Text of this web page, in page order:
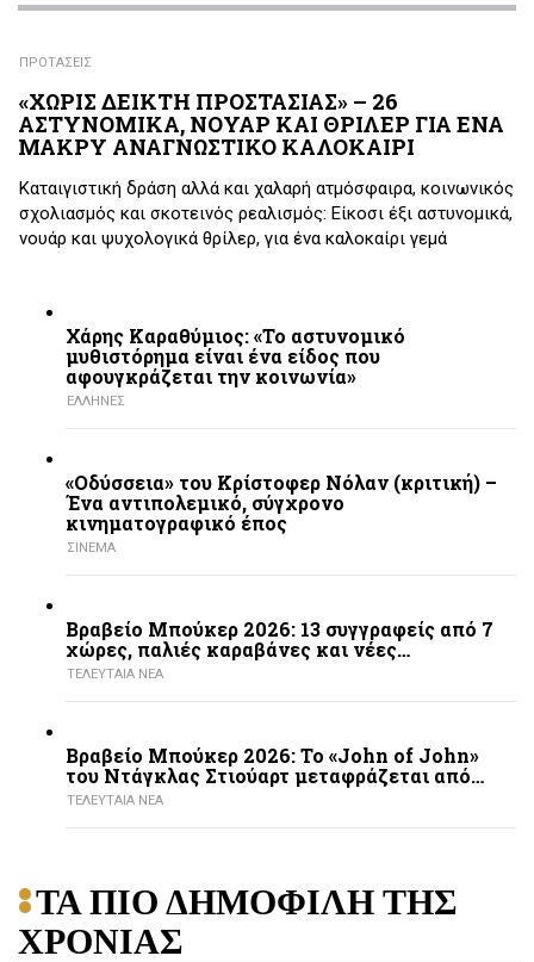
ΠΡΟΤΑΣΕΙΣ
«ΧΩΡΙΣ ΔΕΙΚΤΗ ΠΡΟΣΤΑΣΙΑΣ» – 26
ΑΣΤΥΝΟΜΙΚΑ, ΝΟΥΑΡ ΚΑΙ ΘΡΙΛΕΡ ΓΙΑ ΕΝΑ
ΜΑΚΡΥ ΑΝΑΓΝΩΣΤΙΚΟ ΚΑΛΟΚΑΙΡΙ
Καταιγιστική δράση αλλά και χαλαρή ατμόσφαιρα, κοινωνικός
σχολιασμός και σκοτεινός ρεαλισμός: Είκοσι έξι αστυνομικά,
νουάρ και ψυχολογικά θρίλερ, για ένα καλοκαίρι γεμά
Χάρης Καραθύμιος: «Το αστυνομικό
μυθιστόρημα είναι ένα είδος που
αφουγκράζεται την κοινωνία»
ΕΛΛΗΝΕΣ
«Οδύσσεια» του Κρίστοφερ Νόλαν (κριτική) –
Ένα αντιπολεμικό, σύγχρονο
κινηματογραφικό έπος
ΣΙΝΕΜΑ
Βραβείο Μπούκερ 2026: 13 συγγραφείς από 7
χώρες, παλιές καραβάνες και νέες…
ΤΕΛΕΥΤΑΙΑ ΝΕΑ
Βραβείο Μπούκερ 2026: Το «John of John»
του Ντάγκλας Στιούαρτ μεταφράζεται από…
ΤΕΛΕΥΤΑΙΑ ΝΕΑ
ΤΑ ΠΙΟ ΔΗΜΟΦΙΛΗ ΤΗΣ
ΧΡΟΝΙΑΣ